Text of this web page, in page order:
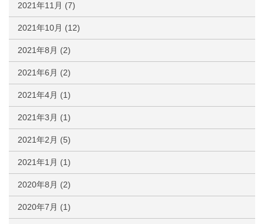
2021年11月 (7)
2021年10月 (12)
2021年8月 (2)
2021年6月 (2)
2021年4月 (1)
2021年3月 (1)
2021年2月 (5)
2021年1月 (1)
2020年8月 (2)
2020年7月 (1)